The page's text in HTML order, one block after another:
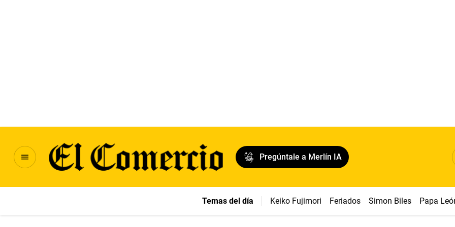
Pregúntale a Merlín IA
Temas del día Keiko Fujimori Feriados Simon Biles Papa